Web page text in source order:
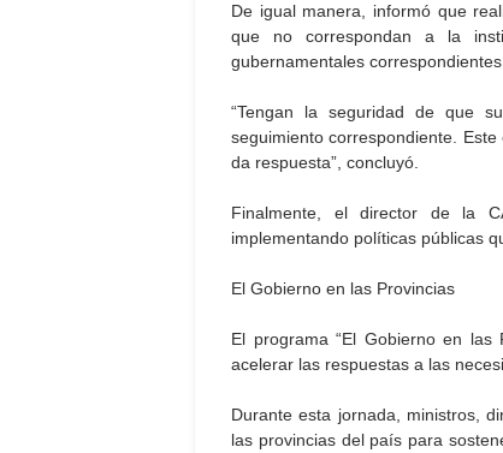
De igual manera, informó que
que no correspondan a la
gubernamentales
“Tengan la seguridad de que
seguimiento correspondiente.
da respuesta”, concluyó.
Finalmente, el director de la
implementando políticas públicas
El Gobierno en las Provincias
El programa “El Gobierno en las
acelerar las respuestas a las
Durante esta jornada, ministros,
las provincias del país para